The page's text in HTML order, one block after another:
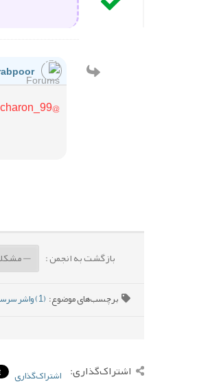
@charon_99
بازگشت به انجمن :
برچسب‌های موضوع: (1) واشر سرسیلندر پراید
اشتراک‌گذاری: اشتراک‌گذاری